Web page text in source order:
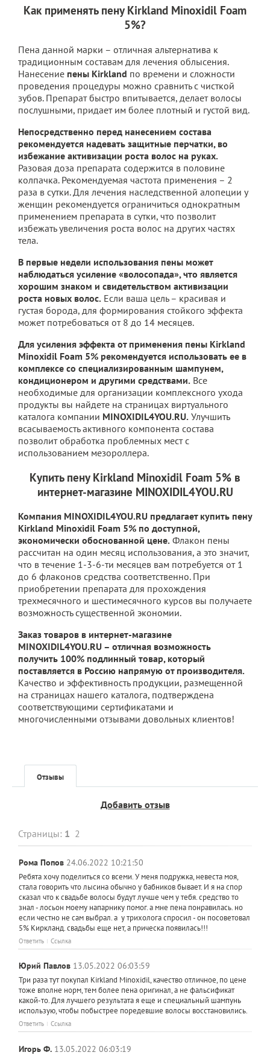
Как применять пену Kirkland Minoxidil Foam
5%?
Пена данной марки – отличная альтернатива к
традиционным составам для лечения облысения.
Нанесение пены Kirkland по времени и сложности
проведения процедуры можно сравнить с чисткой
зубов. Препарат быстро впитывается, делает волосы
послушными, придает им более плотный и густой вид.
Непосредственно перед нанесением состава
рекомендуется надевать защитные перчатки, во
избежание активизации роста волос на руках.
Разовая доза препарата содержится в половине
колпачка. Рекомендуемая частота применения – 2
раза в сутки. Для лечения наследственной алопеции у
женщин рекомендуется ограничиться однократным
применением препарата в сутки, что позволит
избежать увеличения роста волос на других частях
тела.
В первые недели использования пены может
наблюдаться усиление «волосопада», что является
хорошим знаком и свидетельством активизации
роста новых волос. Если ваша цель – красивая и
густая борода, для формирования стойкого эффекта
может потребоваться от 8 до 14 месяцев.
Для усиления эффекта от применения пены Kirkland
Minoxidil Foam 5% рекомендуется использовать ее в
комплексе со специализированным шампунем,
кондиционером и другими средствами. Все
необходимые для организации комплексного ухода
продукты вы найдете на страницах виртуального
каталога компании MINOXIDIL4YOU.RU. Улучшить
всасываемость активного компонента состава
позволит обработка проблемных мест с
использованием мезороллера.
Купить пену Kirkland Minoxidil Foam 5% в
интернет-магазине MINOXIDIL4YOU.RU
Компания MINOXIDIL4YOU.RU предлагает купить пену
Kirkland Minoxidil Foam 5% по доступной,
экономически обоснованной цене. Флакон пены
рассчитан на один месяц использования, а это значит,
что в течение 1-3-6-ти месяцев вам потребуется от 1
до 6 флаконов средства соответственно. При
приобретении препарата для прохождения
трехмесячного и шестимесячного курсов вы получаете
возможность существенной экономии.
Заказ товаров в интернет-магазине
MINOXIDIL4YOU.RU – отличная возможность
получить 100% подлинный товар, который
поставляется в Россию напрямую от производителя.
Качество и эффективность продукции, размещенной
на страницах нашего каталога, подтверждена
соответствующими сертификатами и
многочисленными отзывами довольных клиентов!
Отзывы
Добавить отзыв
Страницы: 1 2
Рома Попов 24.06.2022 10:21:50
Ребята хочу поделиться со всеми. У меня подружка, невеста моя,
стала говорить что лысина обычно у бабников бывает. И я на спор
сказал что к свадьбе волосы будут лучше чем у тебя. средство то
знал - лосьон моему напарнику помог. а мне пена понравилась. но
если честно не сам выбрал. а у трихолога спросил - он посоветовал
5% Киркланд. свадьбы еще нет, а прическа появилась!!!
Ответить Ссылка
Юрий Павлов 13.05.2022 06:03:59
Три раза тут покупал Kirkland Minoxidil, качество отличное, по цене
тоже вполне норм, тем более пена оригинал, а не фальсификат
какой-то. Для лучшего результата я еще и специальный шампунь
использую, чтобы побыстрее поредевшие волосы восстановились.
Ответить Ссылка
Игорь Ф. 13.05.2022 06:03:19